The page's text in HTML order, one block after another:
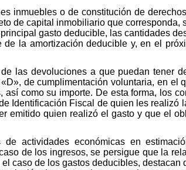
inmuebles o de constitución de
de capital inmobiliario que
gasto deducible, las cantidades
la amortización deducible y, en el
las devoluciones a que puedan tener
de cumplimentación voluntaria, en el
así como su importe. De esta forma, los
Identificación Fiscal de quien les realizó
emitido quien realizó el gasto y que el
actividades económicas en
de los ingresos, se persigue que la
caso de los gastos deducibles,